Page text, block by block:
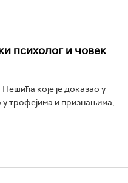
психолог и човек
које је доказао у
трофејима и признањима,